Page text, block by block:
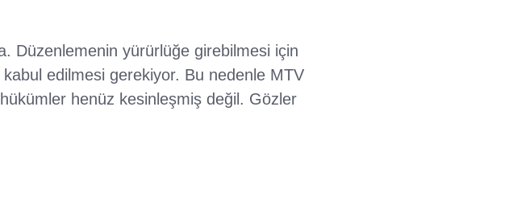
Düzenlemenin yürürlüğe girebilmesi için
edilmesi gerekiyor. Bu nedenle MTV
hükümler henüz kesinleşmiş değil. Gözler